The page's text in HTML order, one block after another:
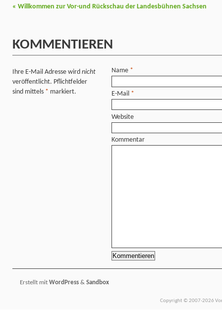
« Willkommen zur Vor-und Rückschau der Landesbühnen Sachsen
KOMMENTIEREN
Ihre E-Mail Adresse wird nicht
veröffentlicht. Pflichtfelder
sind mittels * markiert.
Name *
E-Mail *
Website
Kommentar
Erstellt mit WordPress & Sandbox
Copyright © 2007-2026